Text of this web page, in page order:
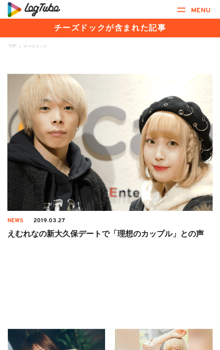
MENU
チーズドックが含まれた記事
TOP > チーズドック
NEWS 2019.03.27
えむれなの新大久保デートで「理想のカップル」との声